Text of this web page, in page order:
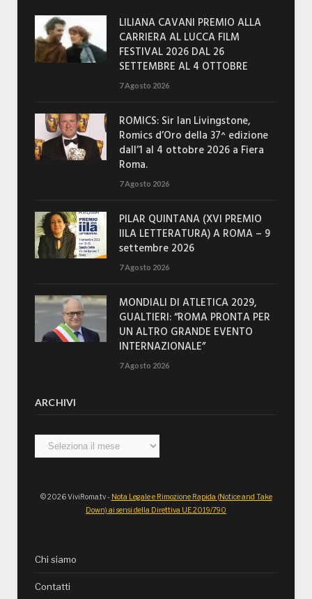
LILIANA CAVANI PREMIO ALLA
CARRIERA AL LUCCA FILM
FESTIVAL 2026 DAL 26
SETTEMBRE AL 4 OTTOBRE
7 Agosto 2026
ROMICS: Sir Ian Livingstone,
Romics d’Oro della 37^ edizione
dall’1 al 4 ottobre 2026 a Fiera
Roma.
7 Agosto 2026
PILAR QUINTANA (XVI PREMIO
IILA LETTERATURA) A ROMA – 9
settembre 2026
7 Agosto 2026
MONDIALI DI ATLETICA 2029,
GUALTIERI: “ROMA PRONTA PER
UN ALTRO GRANDE EVENTO
INTERNAZIONALE”
7 Agosto 2026
ARCHIVI
Archivi
© 2026 ViviRoma.tv - Nota Legale e Rimozione Rapida (Notice and Take
Down) ai sensi della Direttiva UE 2019/790
Chi siamo
Contatti